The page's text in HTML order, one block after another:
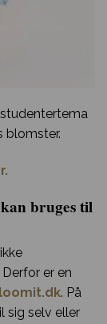
blomster.
bruges til
er en
. På
sig selv eller